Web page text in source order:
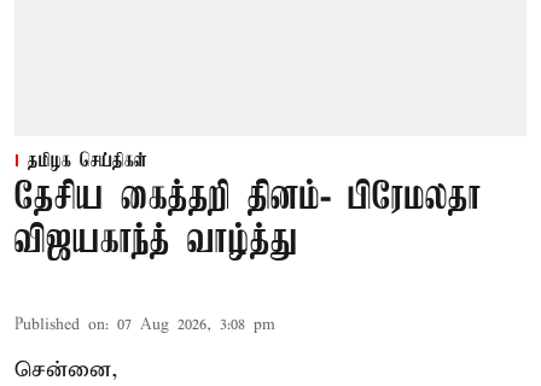
தமிழக செய்திகள்
தேசிய கைத்தறி தினம்- பிரேமலதா
விஜயகாந்த் வாழ்த்து
Published on: 07 Aug 2026, 3:08 pm
சென்னை,